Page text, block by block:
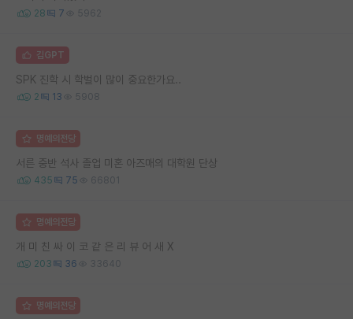
28 7 5962
김GPT
SPK 진학 시 학벌이 많이 중요한가요..
2 13 5908
명예의전당
서른 중반 석사 졸업 미혼 아즈매의 대학원 단상
435 75 66801
명예의전당
개 미 친 싸 이 코 같 은 리 뷰 어 새 X
203 36 33640
명예의전당